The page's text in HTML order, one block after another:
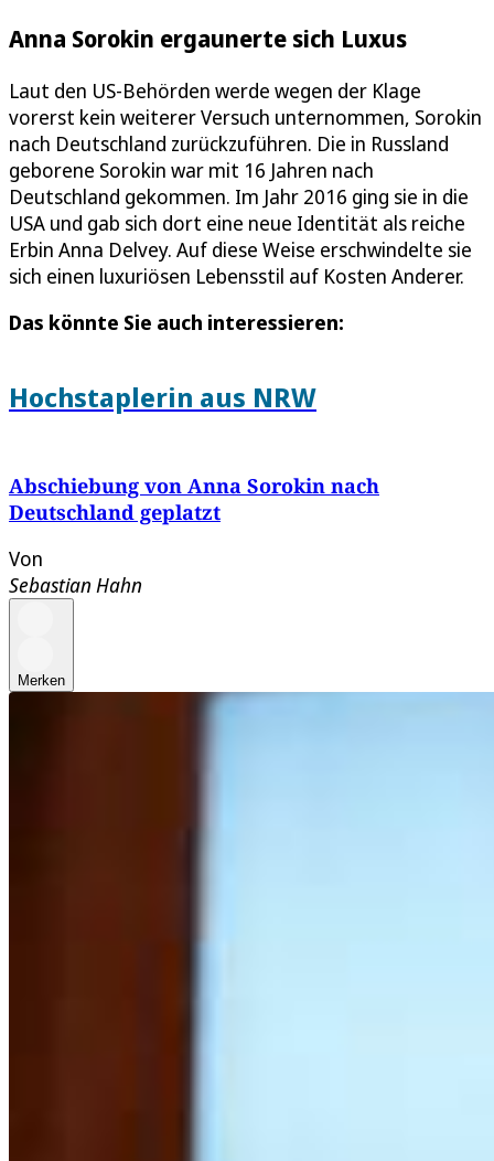
Anna Sorokin ergaunerte sich Luxus
Laut den US-Behörden werde wegen der Klage
vorerst kein weiterer Versuch unternommen, Sorokin
nach Deutschland zurückzuführen. Die in Russland
geborene Sorokin war mit 16 Jahren nach
Deutschland gekommen. Im Jahr 2016 ging sie in die
USA und gab sich dort eine neue Identität als reiche
Erbin Anna Delvey. Auf diese Weise erschwindelte sie
sich einen luxuriösen Lebensstil auf Kosten Anderer.
Das könnte Sie auch interessieren:
Hochstaplerin aus NRW
Abschiebung von Anna Sorokin nach
Deutschland geplatzt
Von
Sebastian Hahn
Merken